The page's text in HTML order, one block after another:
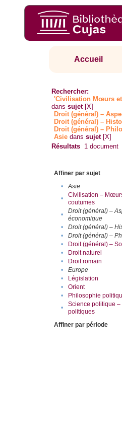
Accueil
Rechercher:
'Civilisation Mœurs
danssujet [X]
Droit (général) –
Droit (général) –
Droit (général) –
Asie danssujet [X]
Résultats 1 document
Affiner par sujet
•
Asie
•
Civilisation –
coutumes
•
Droit (général) –
économique
• Droit (général) –
•
Droit (général) –
•
Droit (général) –
•
Droit naturel
•
Droit romain
•
Europe
•
Législation
•
Orient
•
Philosophie
•
Science politique –
politiques
Affiner par période